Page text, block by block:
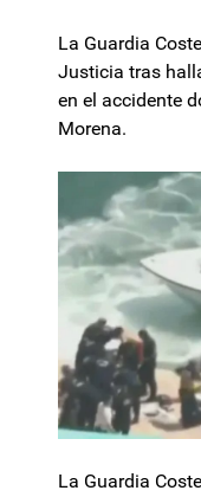
La Guardia
Justicia tras
en el accidente
Morena.
La Guardia